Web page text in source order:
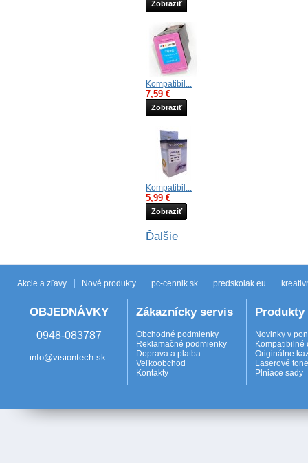
Zobraziť
Kompatibil...
7,59 €
Zobraziť
Kompatibil...
5,99 €
Zobraziť
Ďalšie
Akcie a zľavy Nové produkty pc-cennik.sk predskolak.eu
OBJEDNÁVKY
0948-083787
info@visiontech.sk
Zákaznícky servis
Obchodné podmienky
Reklamačné podmienky
Doprava a platba
Veľkoobchod
Kontakty
Produkty
Novinky v
Kompatibilné
Originálne
Laserové
Plniace sady